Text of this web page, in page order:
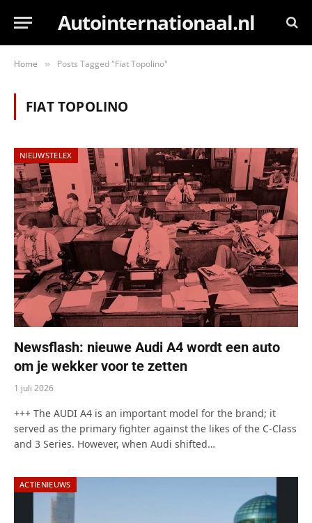
Autointernationaal.nl
Home » Posts Tagged "Fiat Topolino"
FIAT TOPOLINO
NIEUWSTELEX
Newsflash: nieuwe Audi A4 wordt een auto
om je wekker voor te zetten
1 juli 2026
+++ The AUDI A4 is an important model for the brand; it
served as the primary fighter against the likes of the C-Class
and 3 Series. However, when Audi shifted…
ACTIENIEUWS